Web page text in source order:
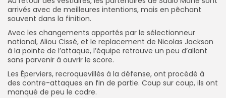
arrivés avec de meilleures intentions, mais en pêchant
souvent dans la finition.
Avec les changements apportés par le sélectionneur
national, Aliou Cissé, et le replacement de Nicolas Jackson
à la pointe de l’attaque, l’équipe retrouve un peu d’allant
sans parvenir à ouvrir le score.
Les Éperviers, recroquevillés à la défense, ont procédé à
des contre-attaques en fin de partie. Coup sur coup, ils ont
manqué de peu le cadre.